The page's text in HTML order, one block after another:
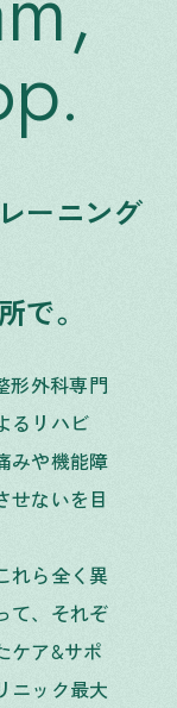
ーニング
で。
形外科専門
るリハビ
みや機能障
せないを目
れら全く異
て、それぞ
ケア&サポ
ニック最大